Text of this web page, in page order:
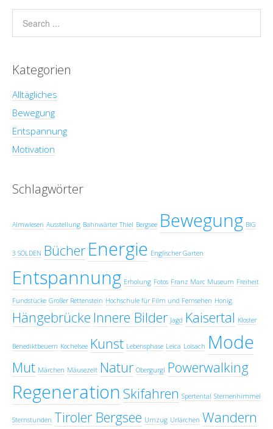
Kategorien
Alltägliches
Bewegung
Entspannung
Motivation
Schlagwörter
Almwiesen Ausstellung Bahnwärter Thiel Bergsee Bewegung BIG
3 SÖLDEN Bücher Energie Englischer Garten
Entspannung Erholung Fotos Franz Marc Museum Freiheit
Fundstücke Großer Rettenstein Hochschule für Film und Fernsehen Honig
Hängebrücke Innere Bilder Jagd Kaisertal Kloster
Benediktbeuern Kochelsee Kunst Lebensphase Leica Loisach Mode
Mut Märchen Mäusezelt Natur Obergurgl Powerwalking
Regeneration Skifahren Spertental Sternenhimmel
Sternstunden Tiroler Bergsee Umzug Urlärchen Wandern